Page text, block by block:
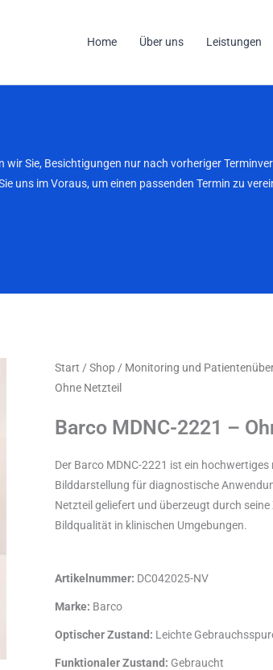
Home Über uns Leistungen
Sie, Besichtigungen nur nach vorheriger
uns im Voraus, um einen passenden Termin zu
Start / Shop / Monitoring und
Ohne Netzteil
Barco MDNC-2221 –
Der Barco MDNC-2221 ist ein
Bilddarstellung für diagnostische
Netzteil geliefert und überzeugt durch
Bildqualität in klinischen Umgebungen.
Artikelnummer: DC042025-NV
Marke: Barco
Optischer Zustand: Leichte
Funktionaler Zustand: Gebraucht